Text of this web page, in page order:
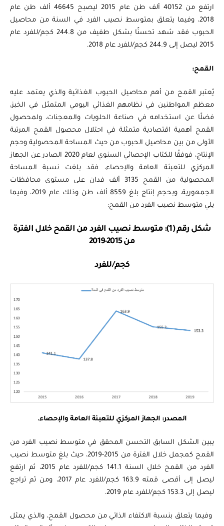
ارتفع من 40152 ألف طن عام 2015 ليصبح 46645 ألف طن عام
2018، وفيما يتعلق بمتوسط نصيب الفرد في السنة من محاصيل
الحبوب فقد شهد تحسنًا بشكل طفيف من 244.8 كجم/للفرد عام
2015 ليصل إلى 244.9 كجم/للفرد عام 2018.
القمح:
يُعتبر القمح من أهم محاصيل الحبوب الغذائية والذي يعتمد عليه
معظم المواطنين في نظامهم الغذائي اليومي المتمثل في الخبز،
فضلًا عن استخدامه في صناعة الحلويات والمعجنات، ولمحصول
القمح أهمية اقتصادية متمثلة في احتلال محصول القمح المرتبة
الأولى من بين محاصيل الحبوب من حيث المساحة المحصولية وحجم
الإنتاج، فوفقًا للكتاب الإحصائي السنوي لعام 2020 الصادر عن الجهاز
المركزي للتعبئة العامة والإحصاء، فقد بلغت نسبة المساحة
المحصولية من القمح 3135 ألف فدان على مستوى محافظات
الجمهورية، وبحجم إنتاج بلغ 8559 ألف طن وذلك عام 2019، وفيما
يلي متوسط نصيب الفرد من القمح:
شكل رقم (1): متوسط نصيب الفرد من القمح خلال الفترة
من 2015-2019
كجم/للفرد
المصدر: الجهاز المركزي للتعبئة العامة والإحصاء.
يبين الشكل السابق التحسن المحقق في متوسط نصيب الفرد من
القمح كمجمل خلال الفترة من 2015-2019، حيث بلغ متوسط نصيب
الفرد من القمح خلال السنة 141.1 كجم/للفرد عام 2015، ثم ارتفع
ليصل إلى أقصى قمته 163.9 كجم/للفرد عام 2017، ومن ثم تراجع
ليصل إلى 153.3 كجم/للفرد عام 2019.
وفيما يتعلق بنسبة الاكتفاء الذاتي من محصول القمح، والذي يمثل